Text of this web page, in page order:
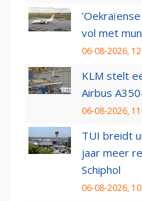
vol met
06-08-2026,
KLM stelt
Airbus
06-08-2026,
TUI breidt
jaar meer
Schiphol
06-08-2026,